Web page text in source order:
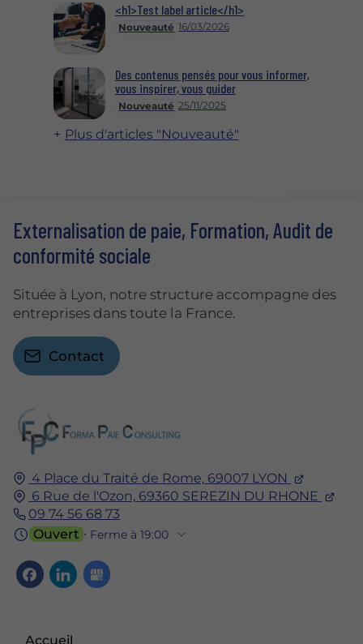
Nouveauté 16/03/2026
<h1>Test label article</h1>
Nouveauté 25/11/2025
Des contenus pensés pour vous informer,
vous inspirer, vous guider
Plus d'articles "Nouveauté"
4 Place du Traité de Rome, 69007 LYON
6 Rue de l'Ozon, 69360 SEREZIN DU RHONE
09 74 56 68 73
Ouvert ⋅ Ferme à 19:00
Accueil
Externalisation de paie, Formation, Audit de
conformité sociale
Située à Lyon, notre structure accompagne des
entreprises dans toute la France.
Contact